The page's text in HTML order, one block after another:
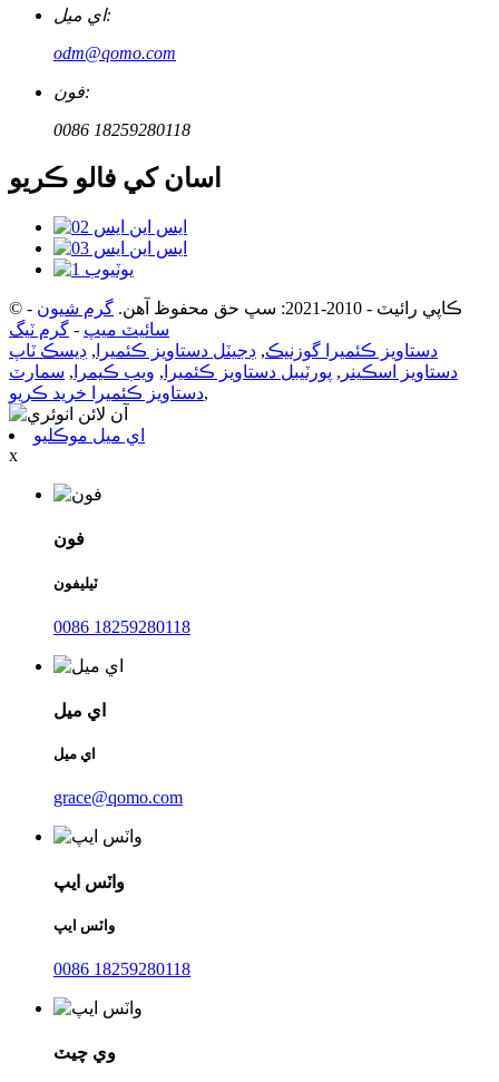
اي ميل:
odm@qomo.com
فون:
0086 18259280118
اسان کي فالو ڪريو
© ڪاپي رائيٽ - 2010-2021: سڀ حق محفوظ آهن. گرم شيون -
سائيٽ ميپ - گرم ٽيگ
دستاويز ڪئميرا گوزنيڪ, ڊجيٽل دستاويز ڪئميرا , ڊيسڪ ٽاپ
دستاويز اسڪينر , پورٽيبل دستاويز ڪئميرا , ويب ڪيمرا , سمارٽ
دستاويز ڪئميرا خريد ڪريو,
اي ميل موڪليو
x
فون
ٽيليفون
0086 18259280118
اي ميل
اي ميل
grace@qomo.com
واٽس ايپ
واٽس ايپ
0086 18259280118
وي چيٽ